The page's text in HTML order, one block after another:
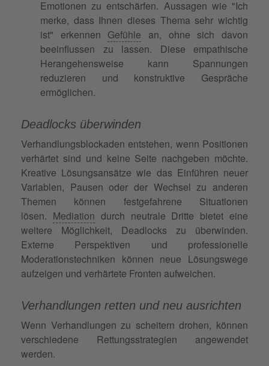
Emotionen zu entschärfen. Aussagen wie "Ich
merke, dass Ihnen dieses Thema sehr wichtig
ist" erkennen Gefühle an, ohne sich davon
beeinflussen zu lassen. Diese empathische
Herangehensweise kann Spannungen
reduzieren und konstruktive Gespräche
ermöglichen.
Deadlocks überwinden
Verhandlungsblockaden entstehen, wenn Positionen
verhärtet sind und keine Seite nachgeben möchte.
Kreative Lösungsansätze wie das Einführen neuer
Variablen, Pausen oder der Wechsel zu anderen
Themen können festgefahrene Situationen
lösen. Mediation durch neutrale Dritte bietet eine
weitere Möglichkeit, Deadlocks zu überwinden.
Externe Perspektiven und professionelle
Moderationstechniken können neue Lösungswege
aufzeigen und verhärtete Fronten aufweichen.
Verhandlungen retten und neu ausrichten
Wenn Verhandlungen zu scheitern drohen, können
verschiedene Rettungsstrategien angewendet
werden.